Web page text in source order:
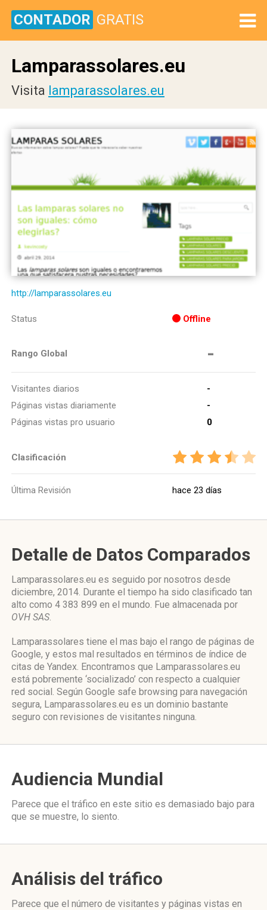
CONTADOR GRATIS
Lamparassolares.eu
Visita lamparassolares.eu
http://lamparassolares.eu
Status Offline
Rango Global -
Visitantes diarios
-
Páginas vistas diariamente
-
Páginas vistas pro usuario
0
Clasificación
Última Revisión hace 23 días
Detalle de Datos Comparados
Lamparassolares.eu es seguido por nosotros desde
diciembre, 2014. Durante el tiempo ha sido clasificado tan
alto como 4 383 899 en el mundo. Fue almacenada por
OVH SAS.
Lamparassolares tiene el mas bajo el rango de páginas de
Google, y estos mal resultados en términos de índice de
citas de Yandex. Encontramos que Lamparassolares.eu
está pobremente ‘socializado’ con respecto a cualquier
red social. Según Google safe browsing para navegación
segura, Lamparassolares.eu es un dominio bastante
seguro con revisiones de visitantes ninguna.
Audiencia Mundial
Parece que el tráfico en este sitio es demasiado bajo para
que se muestre, lo siento.
Análisis del tráfico
Parece que el número de visitantes y páginas vistas en